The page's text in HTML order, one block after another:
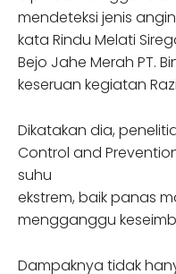
mendeteksi jenis
kata Rindu Melati
Bejo Jahe Merah PT.
keseruan kegiatan
Dikatakan dia,
Control and
suhu
ekstrem, baik panas
mengganggu
Dampaknya tidak